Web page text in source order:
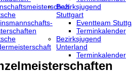
Bezirksjugend
Stuttgart
‎Eventteam
Terminkalender
Bezirksjugend
Unterland
Terminkalender